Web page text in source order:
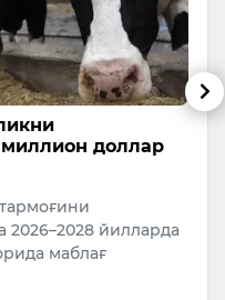
6 АВГУСТГА ОБ-ҲАВО
17:09 / 05.08.2026